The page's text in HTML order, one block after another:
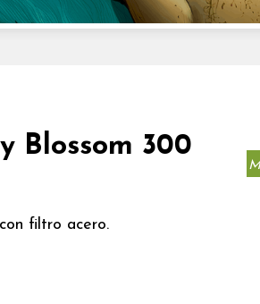
Blossom 300
filtro acero.